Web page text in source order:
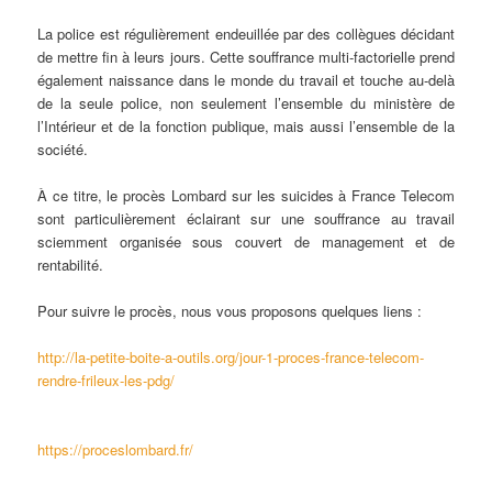
La police est régulièrement endeuillée par des collègues décidant
de mettre fin à leurs jours. Cette souffrance multi-factorielle prend
également naissance dans le monde du travail et touche au-delà
de la seule police, non seulement l’ensemble du ministère de
l’Intérieur et de la fonction publique, mais aussi l’ensemble de la
société.
À ce titre, le procès Lombard sur les suicides à France Telecom
sont particulièrement éclairant sur une souffrance au travail
sciemment organisée sous couvert de management et de
rentabilité.
Pour suivre le procès, nous vous proposons quelques liens :
http://la-petite-boite-a-outils.org/jour-1-proces-france-telecom-
rendre-frileux-les-pdg/
https://proceslombard.fr/